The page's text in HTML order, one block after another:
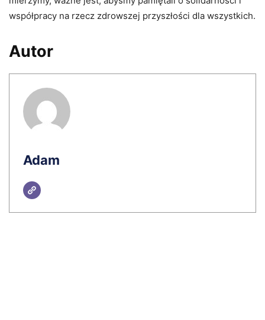
współpracy na rzecz zdrowszej przyszłości dla wszystkich.
Autor
Adam